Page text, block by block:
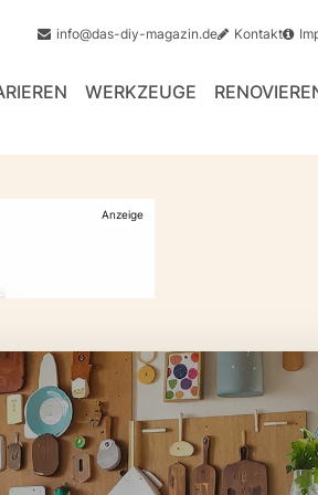
info@das-diy-magazin.de Kontakt
WERKZEUGE